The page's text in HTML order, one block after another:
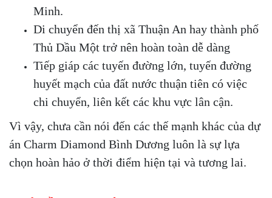
Minh.
Di chuyển đến thị xã Thuận An hay thành phố
Thủ Dầu Một trở nên hoàn toàn dễ dàng
Tiếp giáp các tuyến đường lớn, tuyến đường
huyết mạch của đất nước thuận tiên có việc
chi chuyển, liên kết các khu vực lân cận.
Vì vậy, chưa cần nói đến các thế mạnh khác của dự
án Charm Diamond Bình Dương luôn là sự lựa
chọn hoàn hảo ở thời điểm hiện tại và tương lai.